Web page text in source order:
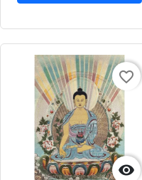

favorite_border